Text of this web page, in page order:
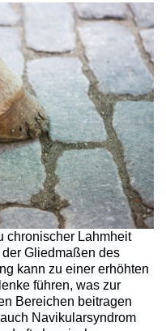
chronischer Lahmheit
Gliedmaßen des
kann zu einer erhöhten
führen, was zur
Bereichen beitragen
Navikularsyndrom